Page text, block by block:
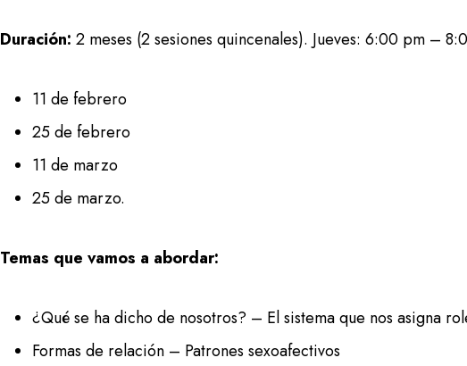
Duración:2 meses (2 sesiones quincenales). Jueves: 6:00 pm –
11 de febrero
25 de febrero
11 de marzo
25 de marzo.
Temas que vamos a abordar:
¿Qué se ha dicho de nosotros? – El sistema que nos asigna
Formas de relación – Patrones sexoafectivos